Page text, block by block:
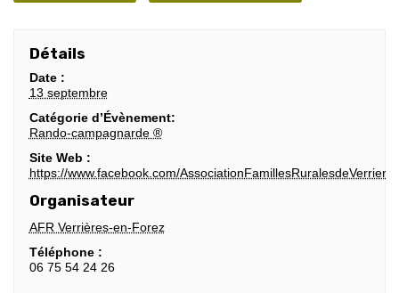
Détails
Date :
13 septembre
Catégorie d’Évènement:
Rando-campagnarde ®
Site Web :
https://www.facebook.com/
Organisateur
AFR Verrières-en-Forez
Téléphone :
06 75 54 24 26